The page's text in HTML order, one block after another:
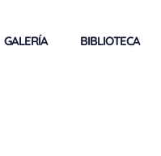
GALERÍA BIBLIOTECA